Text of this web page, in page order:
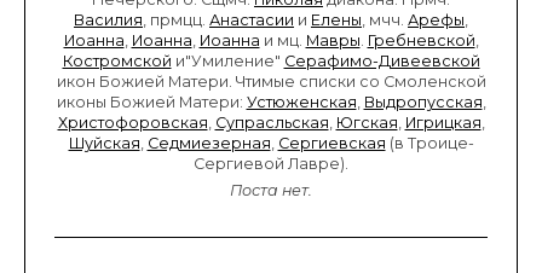
Василия, прмцц. Анастасии и Елены, мчч. Арефы,
Иоанна, Иоанна, Иоанна и мц. Мавры. Гребневской,
Костромской и"Умиление" Серафимо-Дивеевской
икон Божией Матери. Чтимые списки со Смоленской
иконы Божией Матери: Устюженская, Выдропусская,
Христофоровская, Супрасльская, Югская, Игрицкая,
Шуйская, Седмиезерная, Сергиевская (в Троице-
Сергиевой Лавре).
Поста нет.